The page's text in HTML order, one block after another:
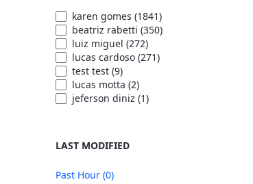
karen gomes (1841)
beatriz rabetti (350)
luiz miguel (272)
lucas cardoso (271)
test test (9)
lucas motta (2)
jeferson diniz (1)
LAST MODIFIED
Past Hour (0)